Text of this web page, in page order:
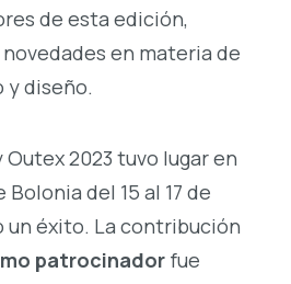
de esta edición,
en materia de
diseño.
Outex 2023 tuvo lugar en
del 15 al 17 de
éxito. La contribución
patrocinador fue